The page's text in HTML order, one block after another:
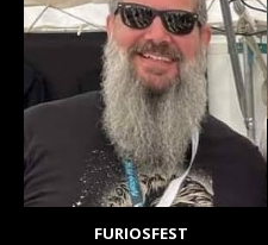
FURIOSFEST